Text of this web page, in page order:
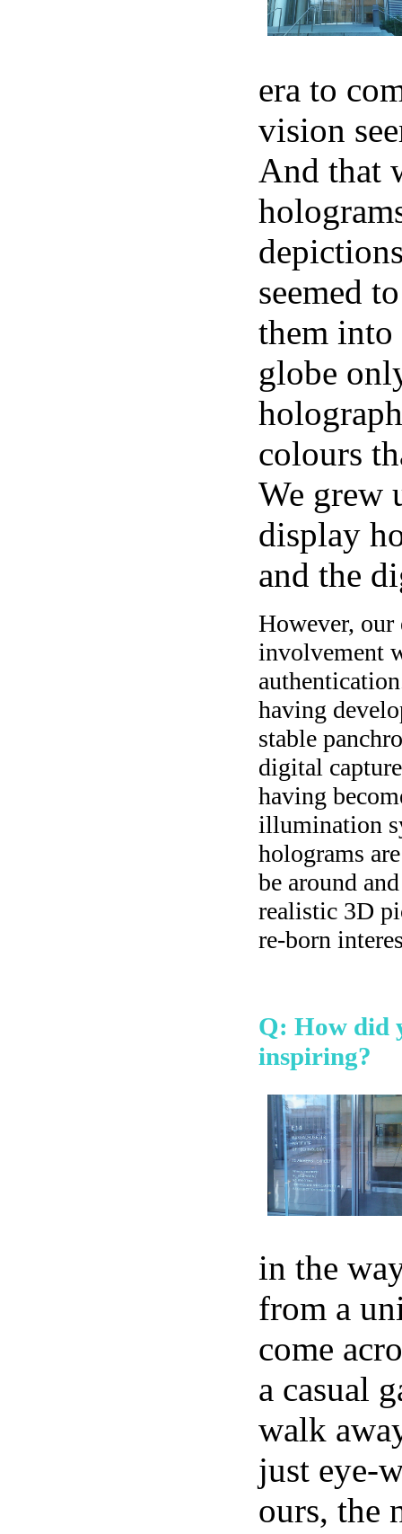
era to
vision
And that
seemed
them into
globe
colours
We grew
display
and the
However,
involvement
having
stable
digital
having
illumination
holograms
be around
realistic 3D
re-born
Q: How did
inspiring?
in the
from a
come
a casual
walk
just eye-
ours, the